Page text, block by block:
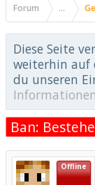
Forum ...
Diese Seite
weiterhin auf
du unseren
Informationen
Ban:
Offline